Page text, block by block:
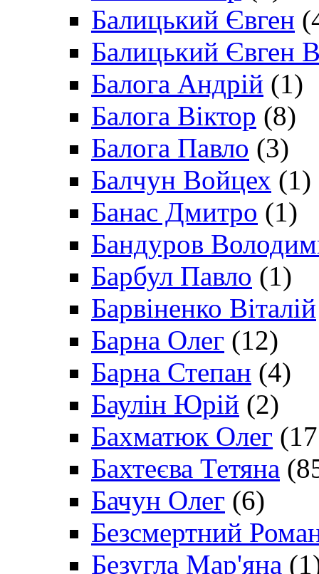
Балицький Євген
Балицький Євген
Балога Андрій (1)
Балога Віктор (8)
Балога Павло (3)
Балчун Войцех (1)
Банас Дмитро (1)
Бандуров
Барбул Павло (1)
Барвіненко Віталій
Барна Олег (12)
Барна Степан (4)
Баулін Юрій (2)
Бахматюк Олег
Бахтеєва Тетяна
Бачун Олег (6)
Безсмертний
Безугла Мар'яна